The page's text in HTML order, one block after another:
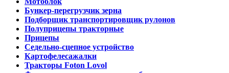
Бункер-перегрузчик зерна
Подборщик транспортировщик рулонов
Полуприцепы тракторные
Прицепы
Седельно-сцепное устройство
Картофелесажалки
Тракторы Foton Lovol